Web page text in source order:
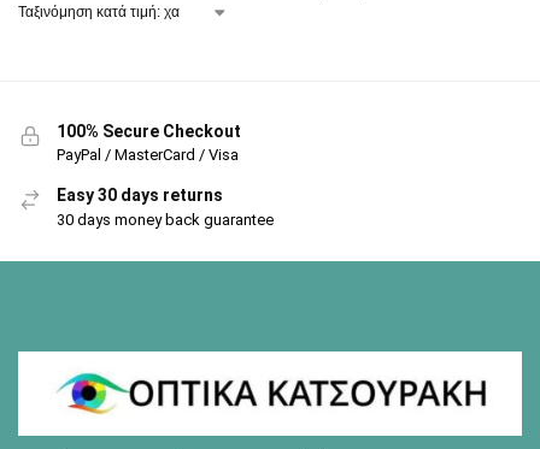
100% Secure Checkout
PayPal / MasterCard / Visa
Easy 30 days returns
30 days money back guarantee